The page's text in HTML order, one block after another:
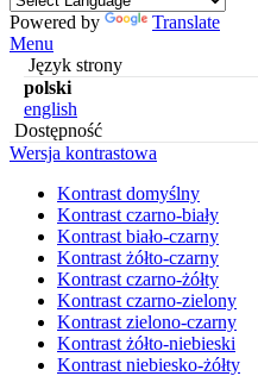
Powered by
Translate
Menu
Język strony
polski
english
Dostępność
Wersja kontrastowa
Kontrast domyślny
Kontrast czarno-biały
Kontrast biało-czarny
Kontrast żółto-czarny
Kontrast czarno-żółty
Kontrast czarno-zielony
Kontrast zielono-czarny
Kontrast żółto-niebieski
Kontrast niebiesko-żółty